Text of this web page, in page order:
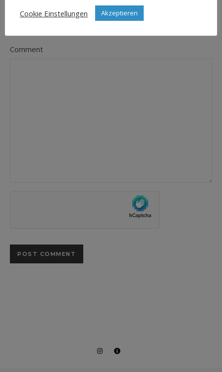
Comment
Cookie Einstellungen
Akzeptieren